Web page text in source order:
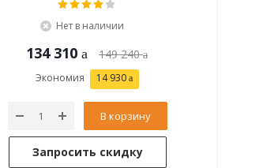
Нет в наличии
134 310 149 240
Экономия 14 930
В корзину
Запросить скидку